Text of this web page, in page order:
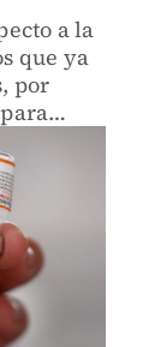
a la
que ya
por